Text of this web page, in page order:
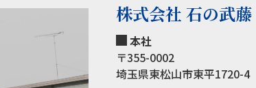
株式会社 石の武藤
本社
〒355-0002
埼玉県東松山市東平1720-4